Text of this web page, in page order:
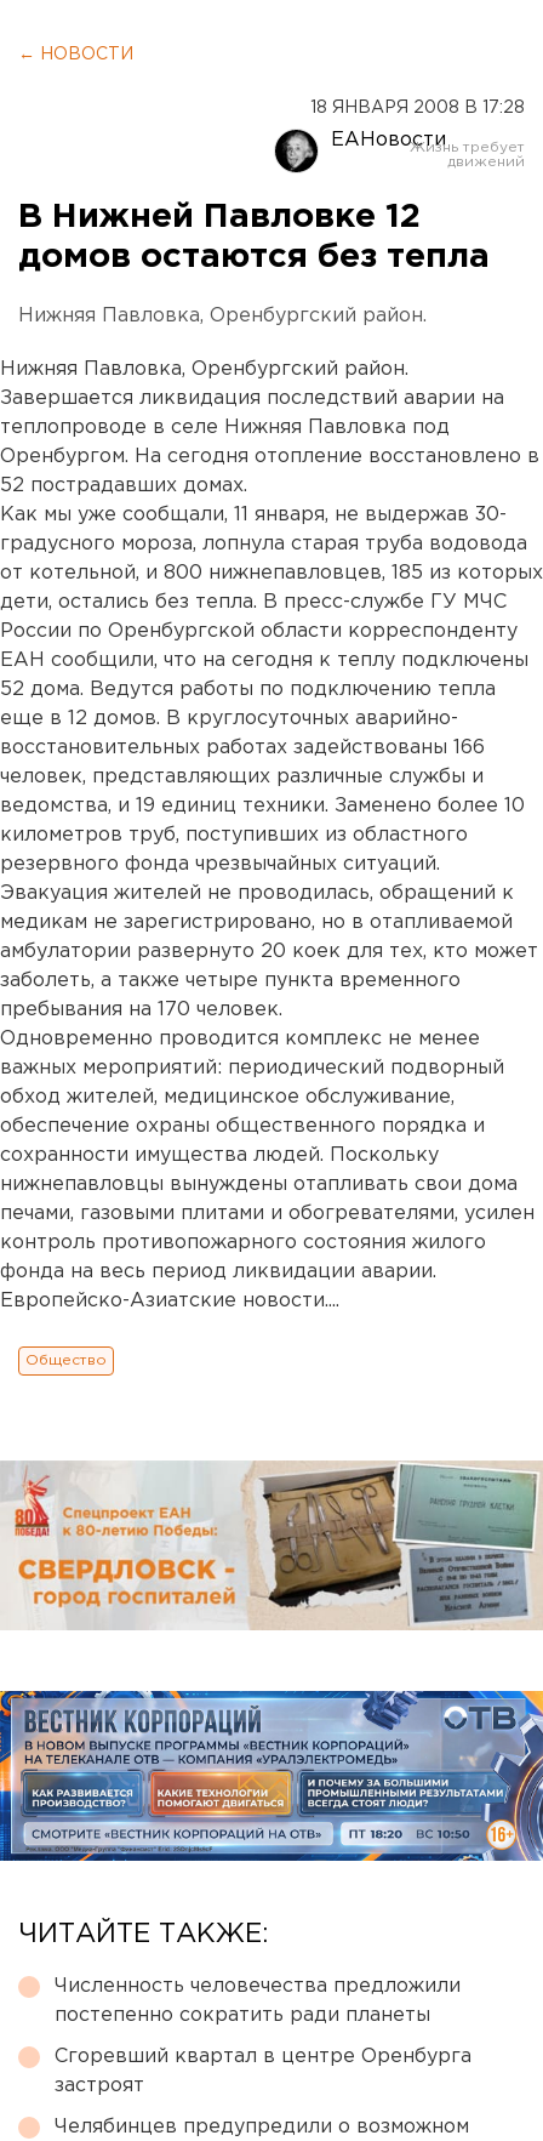
← НОВОСТИ
18 ЯНВАРЯ 2008 В 17:28
ЕАНовости
В Нижней Павловке 12
домов остаются без тепла
Нижняя Павловка, Оренбургский район.
Нижняя Павловка, Оренбургский район.
Завершается ликвидация последствий аварии на
теплопроводе в селе Нижняя Павловка под
Оренбургом. На сегодня отопление восстановлено в
52 пострадавших домах.
Как мы уже сообщали, 11 января, не выдержав 30-
градусного мороза, лопнула старая труба водовода
от котельной, и 800 нижнепавловцев, 185 из которых
дети, остались без тепла. В пресс-службе ГУ МЧС
России по Оренбургской области корреспонденту
ЕАН сообщили, что на сегодня к теплу подключены
52 дома. Ведутся работы по подключению тепла
еще в 12 домов. В круглосуточных аварийно-
восстановительных работах задействованы 166
человек, представляющих различные службы и
ведомства, и 19 единиц техники. Заменено более 10
километров труб, поступивших из областного
резервного фонда чрезвычайных ситуаций.
Эвакуация жителей не проводилась, обращений к
медикам не зарегистрировано, но в отапливаемой
амбулатории развернуто 20 коек для тех, кто может
заболеть, а также четыре пункта временного
пребывания на 170 человек.
Одновременно проводится комплекс не менее
важных мероприятий: периодический подворный
обход жителей, медицинское обслуживание,
обеспечение охраны общественного порядка и
сохранности имущества людей. Поскольку
нижнепавловцы вынуждены отапливать свои дома
печами, газовыми плитами и обогревателями, усилен
контроль противопожарного состояния жилого
фонда на весь период ликвидации аварии.
Европейско-Азиатские новости....
Общество
ЧИТАЙТЕ ТАКЖЕ:
Численность человечества предложили
постепенно сократить ради планеты
Сгоревший квартал в центре Оренбурга
застроят
Челябинцев предупредили о возможном